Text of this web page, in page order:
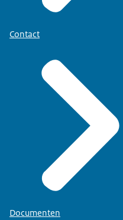
Contact
Documenten